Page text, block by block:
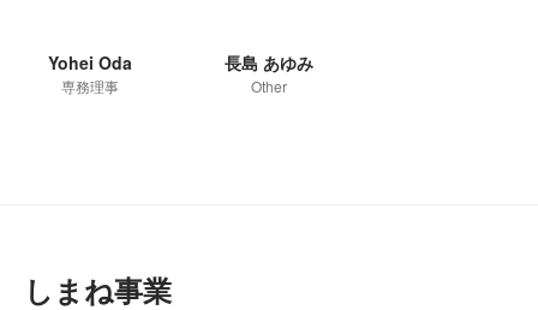
Yohei Oda
専務理事
長島 あゆみ
Other
しまね事業